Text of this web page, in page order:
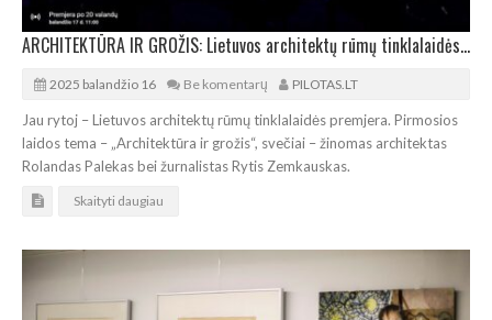
ARCHITEKTŪRA IR GROŽIS: Lietuvos architektų rūmų tinklalaidės premjera
2025 balandžio 16 Be komentarų PILOTAS.LT
Jau rytoj – Lietuvos architektų rūmų tinklalaidės premjera. Pirmosios
laidos tema – „Architektūra ir grožis“, svečiai – žinomas architektas
Rolandas Palekas bei žurnalistas Rytis Zemkauskas.
Skaityti daugiau